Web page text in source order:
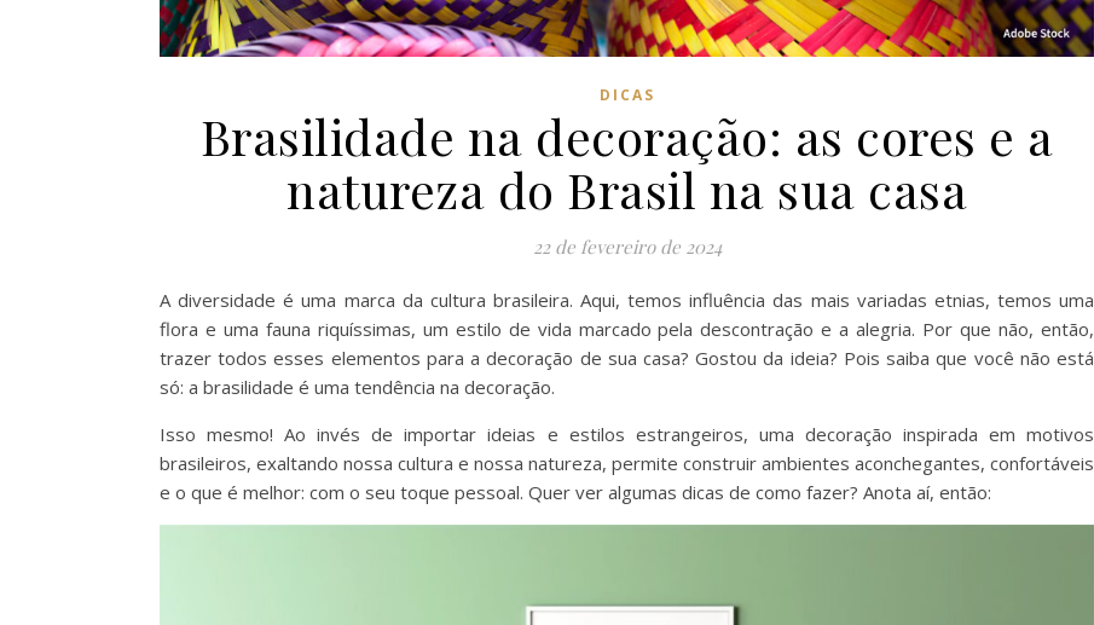
DICAS
Brasilidade na decoração: as cores e a
natureza do Brasil na sua casa
22 de fevereiro de 2024
A diversidade é uma marca da cultura brasileira. Aqui, temos influência das mais variadas etnias, temos uma
flora e uma fauna riquíssimas, um estilo de vida marcado pela descontração e a alegria. Por que não, então,
trazer todos esses elementos para a decoração de sua casa? Gostou da ideia? Pois saiba que você não está
só: a brasilidade é uma tendência na decoração.
Isso mesmo! Ao invés de importar ideias e estilos estrangeiros, uma decoração inspirada em motivos
brasileiros, exaltando nossa cultura e nossa natureza, permite construir ambientes aconchegantes, confortáveis
e o que é melhor: com o seu toque pessoal. Quer ver algumas dicas de como fazer? Anota aí, então: